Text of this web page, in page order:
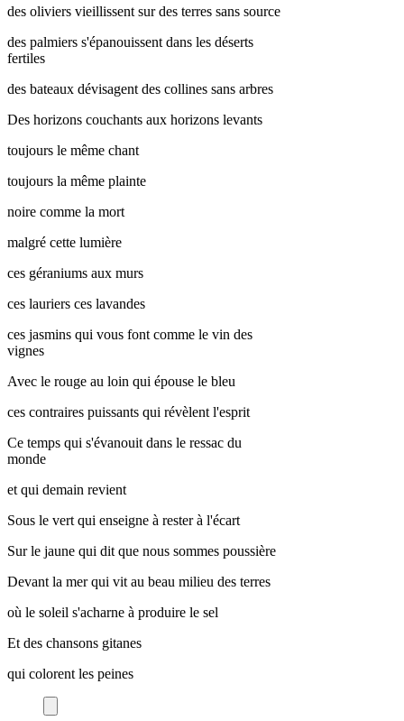
des oliviers vieillissent sur des terres sans source
des palmiers s'épanouissent dans les déserts
fertiles
des bateaux dévisagent des collines sans arbres
Des horizons couchants aux horizons levants
toujours le même chant
toujours la même plainte
noire comme la mort
malgré cette lumière
ces géraniums aux murs
ces lauriers ces lavandes
ces jasmins qui vous font comme le vin des
vignes
Avec le rouge au loin qui épouse le bleu
ces contraires puissants qui révèlent l'esprit
Ce temps qui s'évanouit dans le ressac du
monde
et qui demain revient
Sous le vert qui enseigne à rester à l'écart
Sur le jaune qui dit que nous sommes poussière
Devant la mer qui vit au beau milieu des terres
où le soleil s'acharne à produire le sel
Et des chansons gitanes
qui colorent les peines